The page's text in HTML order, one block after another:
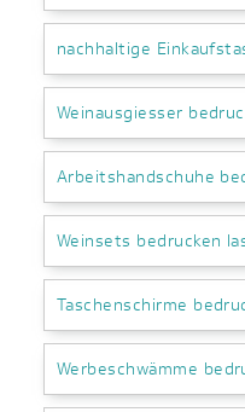
nachhaltige
Weinausgiesser
Arbeitshandschuhe
Weinsets bedrucken
Taschenschirme
Werbeschwämme